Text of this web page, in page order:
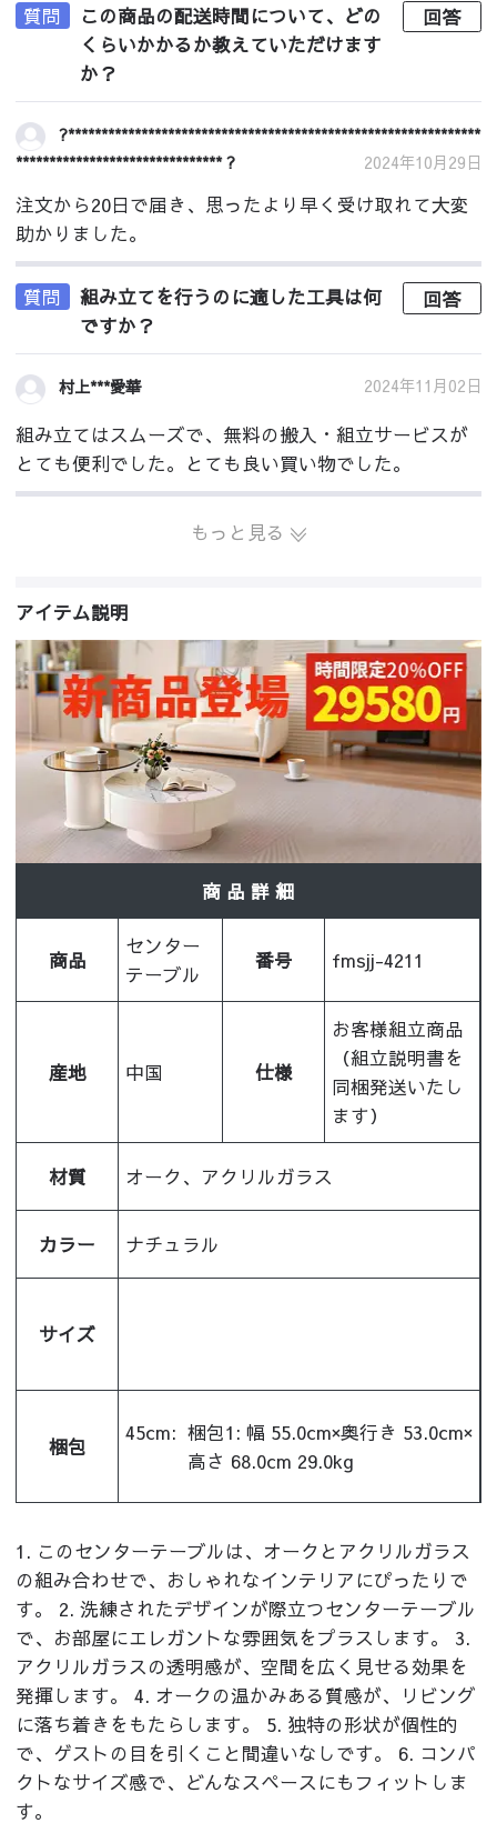
質問
この商品の配送時間について、どの
くらいかかるか教えていただけます
か？
回答
?**************************************************************
******************************* ?
2024年10月29日
注文から20日で届き、思ったより早く受け取れて大変
助かりました。
質問
組み立てを行うのに適した工具は何
ですか？
回答
村上***愛華 2024年11月02日
組み立てはスムーズで、無料の搬入・組立サービスが
とても便利でした。とても良い買い物でした。
もっと見る
アイテム説明
商 品 詳 細
商品
センター
テーブル
番号 fmsjj-4211
産地 中国 仕様
お客様組立商品
（組立説明書を
同梱発送いたし
ます）
材質 オーク、アクリルガラス
カラー ナチュラル
サイズ
梱包
45cm: 梱包1: 幅 55.0cm×奥行き 53.0cm×
高さ 68.0cm 29.0kg
1. このセンターテーブルは、オークとアクリルガラス
の組み合わせで、おしゃれなインテリアにぴったりで
す。 2. 洗練されたデザインが際立つセンターテーブル
で、お部屋にエレガントな雰囲気をプラスします。 3.
アクリルガラスの透明感が、空間を広く見せる効果を
発揮します。 4. オークの温かみある質感が、リビング
に落ち着きをもたらします。 5. 独特の形状が個性的
で、ゲストの目を引くこと間違いなしです。 6. コンパ
クトなサイズ感で、どんなスペースにもフィットしま
す。